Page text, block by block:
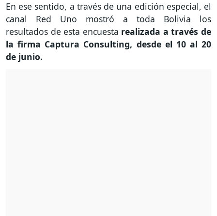
En ese sentido, a través de una edición especial, el
canal Red Uno mostró a toda Bolivia los
resultados de esta encuesta realizada a través de
la firma Captura Consulting, desde el 10 al 20
de junio.